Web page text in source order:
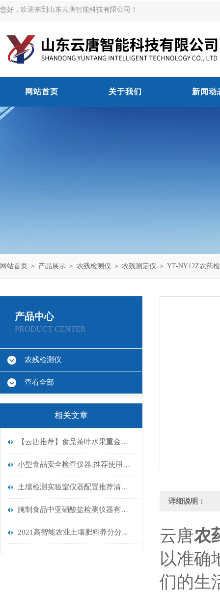
您好，欢迎来到山东云唐智能科技有限公司！
网站首页 关于我们 新闻动
网站首页 ＞ 产品展示 ＞ 农残检测仪 ＞ 农残测定仪 ＞ YT-NY12Z农药
产品中心
PRODUCT CENTER
农残检测仪
查看全部
相关文章
【云唐推荐】食品茶叶水果重金属大米病害肉农残测定仪@综合食品安全检测仪
小型食品安全检查仪器.推荐使用云唐新品
土壤检测实验室仪器配置推荐清单@2022云唐科技【重磅上市】
腌制食品中亚硝酸盐检测仪器有哪些.云唐精选仪器推荐
2021高智能农业土壤肥料养分分析系统@【土壤农业分析系统检测设备】
详细说明：
云唐农
以准确
们的生